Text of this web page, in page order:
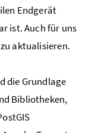
Endgerät
ist. Auch für uns
aktualisieren.
die Grundlage
Bibliotheken,
GIS